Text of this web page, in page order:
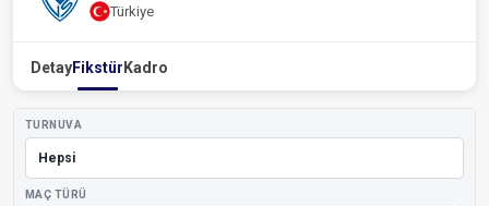
Türkiye
DetayFikstür Kadro
TURNUVA
MAÇ TÜRÜ